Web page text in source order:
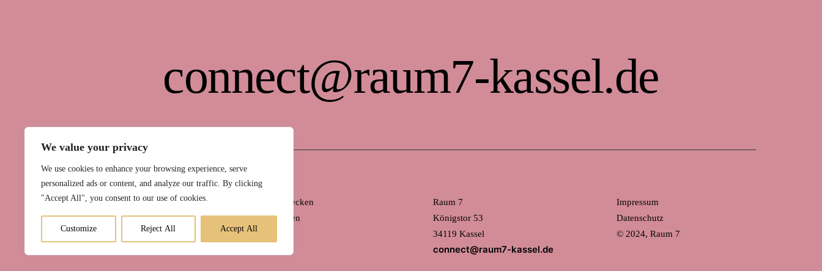
We value your privacy
We use cookies to enhance your browsing experience, serve
personalized ads or content, and analyze our traffic. By clicking
"Accept All", you consent to our use of cookies.
Customize Reject All Accept All
connect@raum7-kassel.de
Kurse entdecken
Raum mieten
Raum 7
Königstor 53
34119 Kassel
connect@raum7-kassel.de
Impressum
Datenschutz
© 2024, Raum 7